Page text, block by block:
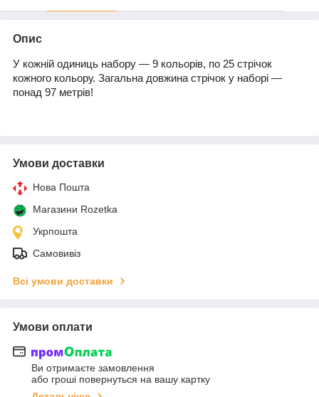
Опис
У кожній одиниць набору — 9 кольорів, по 25 стрічок
кожного кольору. Загальна довжина стрічок у наборі —
понад 97 метрів!
Умови доставки
Нова Пошта
Магазини Rozetka
Укрпошта
Самовивіз
Всі умови доставки
Умови оплати
Ви отримаєте замовлення
або гроші повернуться на вашу картку